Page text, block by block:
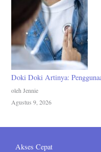
Doki Doki Artinya:
oleh Jennie
Agustus 9, 2026
Akses Cepat